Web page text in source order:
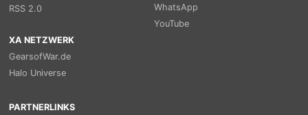
RSS 2.0
WhatsApp
YouTube
XA NETZWERK
GearsofWar.de
Halo Universe
PARTNERLINKS